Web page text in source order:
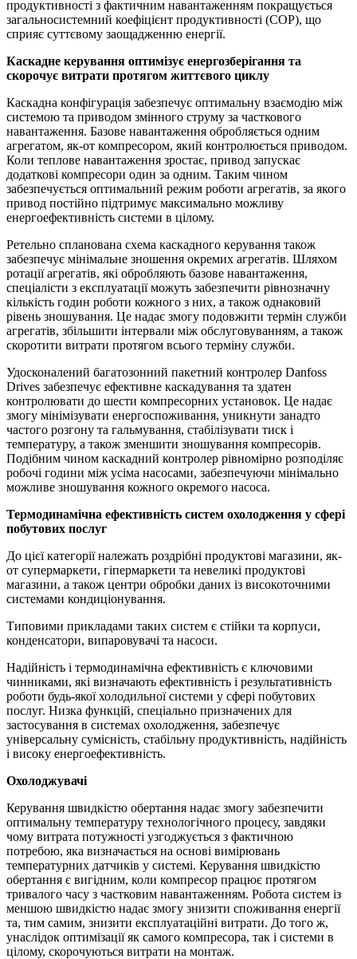
продуктивності з фактичним навантаженням покращується
загальносистемний коефіцієнт продуктивності (COP), що
сприяє суттєвому заощадженню енергії.
Каскадне керування оптимізує енергозберігання та
скорочує витрати протягом життєвого циклу
Каскадна конфігурація забезпечує оптимальну взаємодію між
системою та приводом змінного струму за часткового
навантаження. Базове навантаження обробляється одним
агрегатом, як-от компресором, який контролюється приводом.
Коли теплове навантаження зростає, привод запускає
додаткові компресори один за одним. Таким чином
забезпечується оптимальний режим роботи агрегатів, за якого
привод постійно підтримує максимально можливу
енергоефективність системи в цілому.
Ретельно спланована схема каскадного керування також
забезпечує мінімальне зношення окремих агрегатів. Шляхом
ротації агрегатів, які обробляють базове навантаження,
спеціалісти з експлуатації можуть забезпечити рівнозначну
кількість годин роботи кожного з них, а також однаковий
рівень зношування. Це надає змогу подовжити термін служби
агрегатів, збільшити інтервали між обслуговуванням, а також
скоротити витрати протягом всього терміну служби.
Удосконалений багатозонний пакетний контролер Danfoss
Drives забезпечує ефективне каскадування та здатен
контролювати до шести компресорних установок. Це надає
змогу мінімізувати енергоспоживання, уникнути занадто
частого розгону та гальмування, стабілізувати тиск і
температуру, а також зменшити зношування компресорів.
Подібним чином каскадний контролер рівномірно розподіляє
робочі години між усіма насосами, забезпечуючи мінімально
можливе зношування кожного окремого насоса.
Термодинамічна ефективність систем охолодження у сфері
побутових послуг
До цієї категорії належать роздрібні продуктові магазини, як-
от супермаркети, гіпермаркети та невеликі продуктові
магазини, а також центри обробки даних із високоточними
системами кондиціонування.
Типовими прикладами таких систем є стійки та корпуси,
конденсатори, випаровувачі та насоси.
Надійність і термодинамічна ефективність є ключовими
чинниками, які визначають ефективність і результативність
роботи будь-якої холодильної системи у сфері побутових
послуг. Низка функцій, спеціально призначених для
застосування в системах охолодження, забезпечує
універсальну сумісність, стабільну продуктивність, надійність
і високу енергоефективність.
Охолоджувачі
Керування швидкістю обертання надає змогу забезпечити
оптимальну температуру технологічного процесу, завдяки
чому витрата потужності узгоджується з фактичною
потребою, яка визначається на основі вимірювань
температурних датчиків у системі. Керування швидкістю
обертання є вигідним, коли компресор працює протягом
тривалого часу з частковим навантаженням. Робота систем із
меншою швидкістю надає змогу знизити споживання енергії
та, тим самим, знизити експлуатаційні витрати. До того ж,
унаслідок оптимізації як самого компресора, так і системи в
цілому, скорочуються витрати на монтаж.